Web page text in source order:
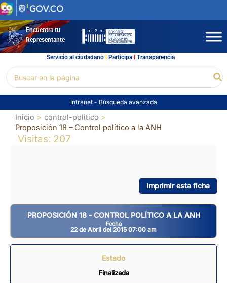
Ir
al
contenidoEncuentra tu
Representante
Servicio al ciudadano l Participal Transparencia
por:
Intranet - Búsqueda avanzada
Inicio
control-politico
Proposición 18 – Control político a la ANH
Visitas: 207
Imprimir esta ficha
PROPOSICIÓN 18 - CONTROL POLÍTICO A LA ANH
Fecha
22 de Abril del 2015 07:00 am
Estado
Finalizada